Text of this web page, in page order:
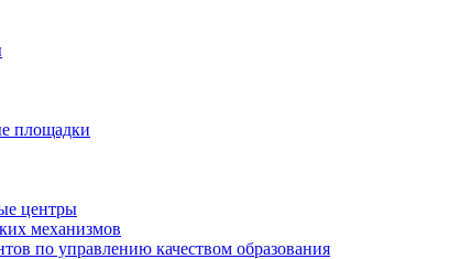
площадки
центры
механизмов
по управлению качеством образования